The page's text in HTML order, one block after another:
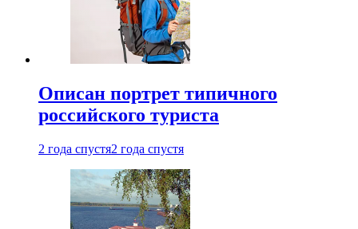
Описан портрет типичного
российского туриста
2 года спустя2 года спустя